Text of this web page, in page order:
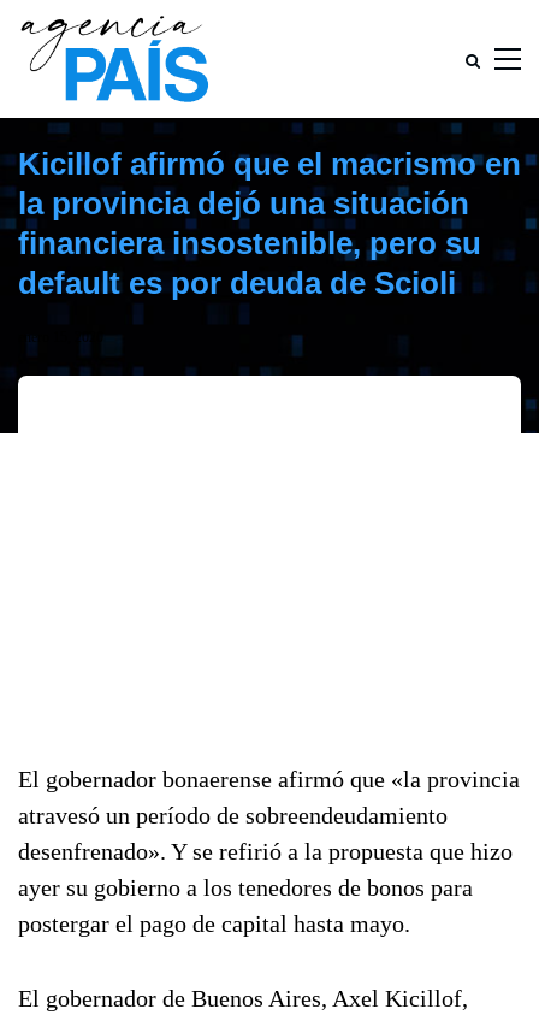
Kicillof afirmó que el macrismo en
la provincia dejó una situación
financiera insostenible, pero su
default es por deuda de Scioli
enero 15, 2020
El gobernador bonaerense afirmó que «la provincia
atravesó un período de sobreendeudamiento
desenfrenado». Y se refirió a la propuesta que hizo
ayer su gobierno a los tenedores de bonos para
postergar el pago de capital hasta mayo.
El gobernador de Buenos Aires, Axel Kicillof,